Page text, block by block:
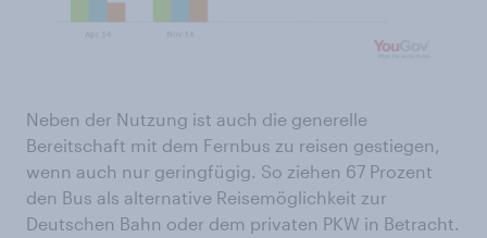
Neben der Nutzung ist auch die generelle
Bereitschaft mit dem Fernbus zu reisen gestiegen,
wenn auch nur geringfügig. So ziehen 67 Prozent
den Bus als alternative Reisemöglichkeit zur
Deutschen Bahn oder dem privaten PKW in Betracht.